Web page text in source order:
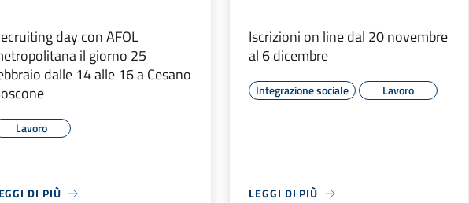
day con AFOL
il giorno 25
dalle 14 alle 16 a Cesano
Lavoro
DI PIÙ
Iscrizioni on line dal 20 novembre
al 6 dicembre
Integrazione sociale Lavoro
LEGGI DI PIÙ